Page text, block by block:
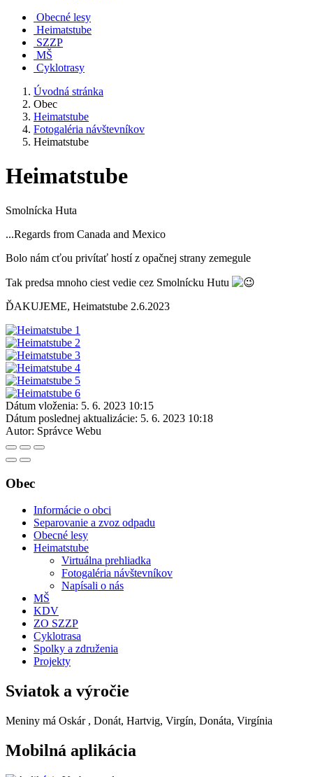
Obecné lesy
Heimatstube
SZZP
MŠ
Cyklotrasy
Úvodná stránka
Obec
Heimatstube
Fotogaléria návštevníkov
Heimatstube
Heimatstube
Smolnícka Huta
...Regards from Canada and Mexico
Bolo nám cťou privítať hostí z opačnej strany zemegule
Tak predsa mnoho ciest vedie cez Smolnícku Hutu
ĎAKUJEME, Heimatstube 2.6.2023
Dátum vloženia: 5. 6. 2023 10:15
Dátum poslednej aktualizácie: 5. 6. 2023 10:18
Autor: Správce Webu
Obec
Informácie o obci
Separovanie a zvoz odpadu
Obecné lesy
Heimatstube
Virtuálna prehliadka
Fotogaléria návštevníkov
Napísali o nás
MŠ
KDV
ZO SZZP
Cyklotrasa
Spolky a združenia
Projekty
Sviatok a výročie
Meniny má Oskár , Donát, Hartvig, Virgín, Donáta, Virgínia
Mobilná aplikácia